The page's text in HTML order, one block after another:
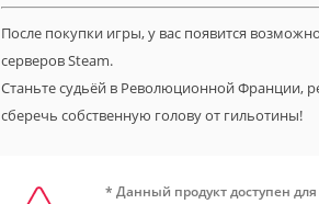
После покупки игры, у вас появится
серверов Steam.
Станьте судьёй в Революционной Франции,
сберечь собственную голову от гильотины!
* Данный продукт доступен